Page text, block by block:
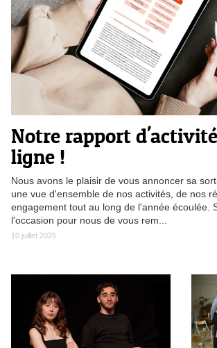
Notre rapport
ligne !
Nous avons le plaisir de vous annoncer sa
une vue d'ensemble de nos activités, de nos
engagement tout au long de l'année écoulée.
l'occasion pour nous de vous rem...
10 juillet 2025